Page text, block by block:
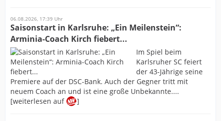
06.08.2026, 17:39 Uhr
Saisonstart in Karlsruhe: „Ein Meilenstein“:
Arminia-Coach Kirch fiebert...
Im Spiel beim
Karlsruher SC feiert
der 43-Jährige seine
Premiere auf der DSC-Bank. Auch der Gegner tritt mit
neuem Coach an und ist eine große Unbekannte....
[weiterlesen auf
]